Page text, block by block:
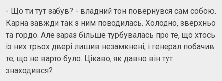
- Що ти тут забув? - владний тон повернувся сам собою.
Карна завжди так з ним поводилась. Холодно, зверхньо
та гордо. Але зараз більше турбувалась про те, що хтось
із них трьох двері лишив незамкнені, і генерал побачив
те, що не варто було. Цікаво, як давно він тут
знаходився?